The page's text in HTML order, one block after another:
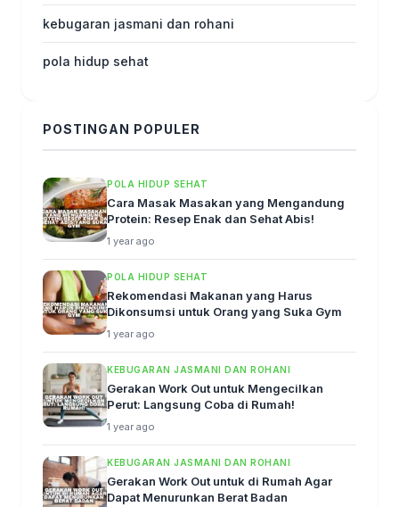
kebugaran jasmani dan rohani
pola hidup sehat
POSTINGAN POPULER
POLA HIDUP SEHAT
Cara Masak Masakan yang Mengandung
Protein: Resep Enak dan Sehat Abis!
1 year ago
POLA HIDUP SEHAT
Rekomendasi Makanan yang Harus
Dikonsumsi untuk Orang yang Suka Gym
1 year ago
KEBUGARAN JASMANI DAN ROHANI
Gerakan Work Out untuk Mengecilkan
Perut: Langsung Coba di Rumah!
1 year ago
KEBUGARAN JASMANI DAN ROHANI
Gerakan Work Out untuk di Rumah Agar
Dapat Menurunkan Berat Badan